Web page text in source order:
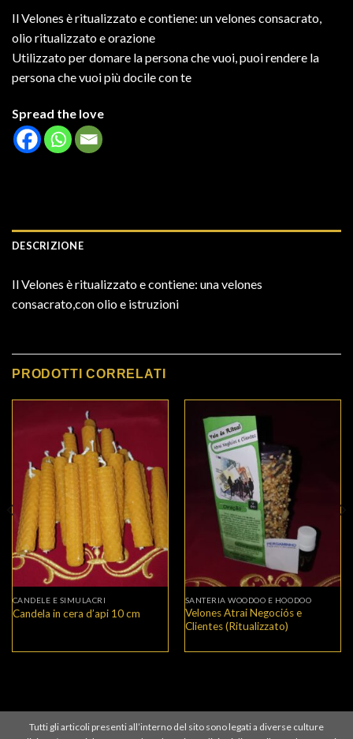
Il Velones è ritualizzato e contiene: un velones consacrato,
olio ritualizzato e orazione
Utilizzato per domare la persona che vuoi, puoi rendere la
persona che vuoi più docile con te
Spread the love
DESCRIZIONE
Il Velones è ritualizzato e contiene: una velones
consacrato,con olio e istruzioni
PRODOTTI CORRELATI
CANDELE E SIMULACRI
Candela in cera d’api 10 cm
SANTERIA WOODOO E HOODOO
Velones Atrai Negociós e
Clientes (Ritualizzato)
Tutti gli articoli presenti all’interno del sito sono legati a diverse culture